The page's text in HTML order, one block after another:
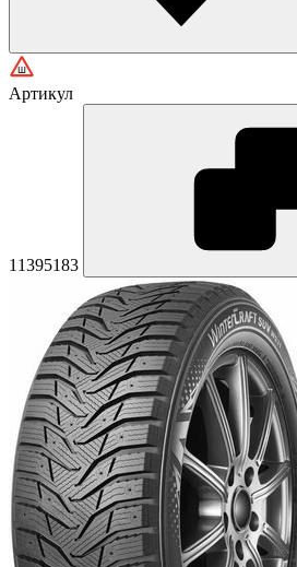
Артикул
11395183